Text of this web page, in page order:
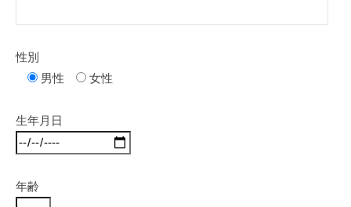
性別
男性
女性
生年月日
年齢